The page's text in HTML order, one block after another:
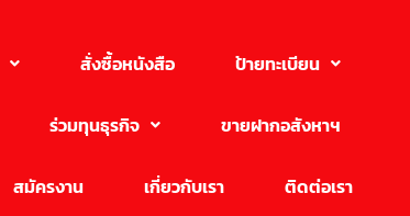
สั่งซื้อหนังสือ ป้ายทะเบียน
ร่วมทุนธุรกิจ ขายฝากอสังหาฯ
สมัครงาน เกี่ยวกับเรา ติดต่อเรา